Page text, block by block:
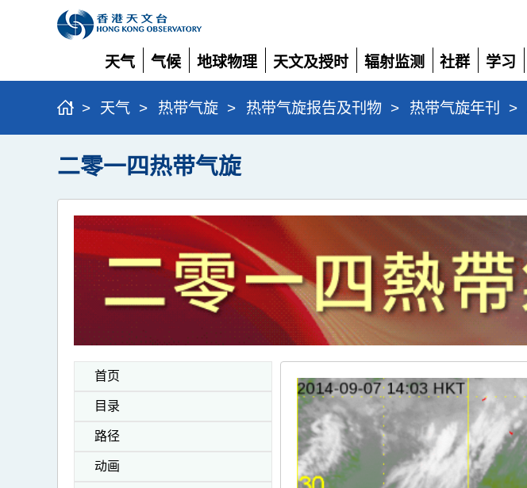
天气
展
开
气候
展
开
地球物理
展
开
天文及授时
展
开
辐射监测
展
开
社群
展
开
学习
展
开
> 天气 > 热带气旋 > 热带气旋报告及刊物 > 热带气旋年刊 >
二零一四热带气旋
首页
目录
路径
动画